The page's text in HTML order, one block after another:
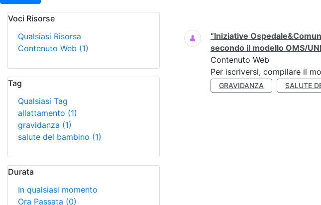
Voci Risorse
Qualsiasi Risorsa
Contenuto Web (1)
Tag
Qualsiasi Tag
allattamento (1)
gravidanza (1)
salute del bambino (1)
Durata
In qualsiasi momento
Ora Passata (0)
Ricerca
“Iniziative
secondo il modello OMS/
Contenuto Web
Per iscriversi, compilare il
GRAVIDANZA SALUTE